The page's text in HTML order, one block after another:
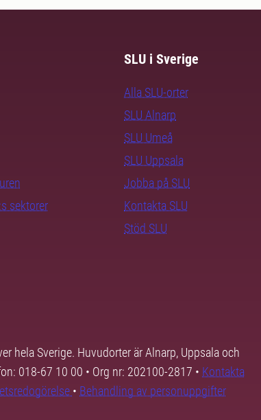
sektorer
SLU i Sverige
Alla SLU-orter
SLU Alnarp
SLU Umeå
SLU Uppsala
Jobba på SLU
Kontakta SLU
Stöd SLU
hela Sverige. Huvudorter är Alnarp, Uppsala och
018-67 10 00 • Org nr: 202100-2817 • Kontakta
• Behandling av personuppgifter